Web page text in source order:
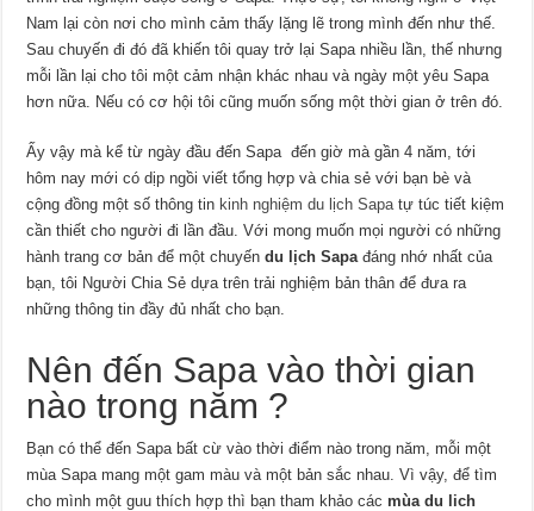
Nam lại còn nơi cho mình cảm thấy lặng lẽ trong mình đến như thế.
Sau chuyến đi đó đã khiến tôi quay trở lại Sapa nhiều lần, thế nhưng
mỗi lần lại cho tôi một cảm nhận khác nhau và ngày một yêu Sapa
hơn nữa. Nếu có cơ hội tôi cũng muốn sống một thời gian ở trên đó.
Ấy vậy mà kể từ ngày đầu đến Sapa đến giờ mà gần 4 năm, tới
hôm nay mới có dịp ngồi viết tổng hợp và chia sẻ với bạn bè và
cộng đồng một số thông tin kinh nghiệm du lịch Sapatự túc tiết kiệm
cần thiết cho người đi lần đầu. Với mong muốn mọi người có những
hành trang cơ bản để một chuyếndu lịch Sapa đáng nhớ nhất của
bạn, tôi Người Chia Sẻ dựa trên trải nghiệm bản thân để đưa ra
những thông tin đầy đủ nhất cho bạn.
Nên đến Sapa vào thời gian
nào trong năm ?
Bạn có thể đến Sapa bất cừ vào thời điểm nào trong năm, mỗi một
mùa Sapa mang một gam màu và một bản sắc nhau. Vì vậy, để tìm
cho mình một guu thích hợp thì bạn tham khảo cácmùa du lich